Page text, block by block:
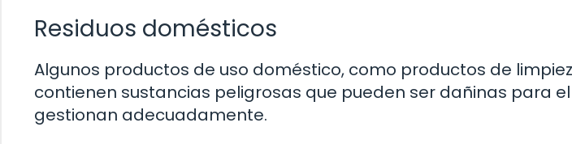
Residuos domésticos
Algunos productos de uso doméstico, como productos de
contienen sustancias peligrosas que pueden ser dañinas para
gestionan adecuadamente.